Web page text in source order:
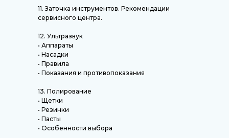
11. Заточка инструментов. Рекомендации
сервисного центра.
12. Ультразвук
• Аппараты
• Насадки
• Правила
• Показания и противопоказания
13. Полирование
• Щетки
• Резинки
• Пасты
• Особенности выбора